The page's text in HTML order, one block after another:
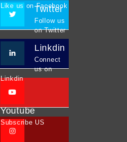
Like us on Facebook
Twitter
Follow us
on Twitter
Linkdin
Connect
us on
Linkdin
Youtube
Subscribe US